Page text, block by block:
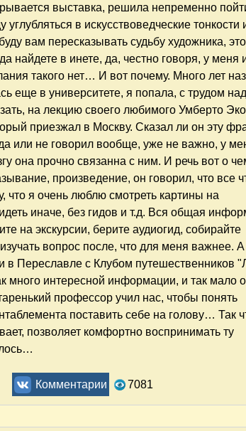
выставка, решила непременно
углубляться в искусствоведческие тонкости
вам пересказывать судьбу художника,
найдете в инете, да, честно говоря, у меня
такого нет… И вот почему. Много лет
еще в университете, я попала, с трудом
на лекцию своего любимого Умберто
приезжал в Москву. Сказал ли он эту
или не говорил вообще, уже не важно, у
она прочно связанна с ним. И речь вот о
произведение, он говорил, что все
что я очень люблю смотреть картины на
иначе, без гидов и т.д. Вся общая
на экскурсии, берите аудиогид, собирайте
вопрос после, что для меня важнее. А
в Переславле с Клубом путешественников
много интересной информации, и так мало
профессор учил нас, чтобы понять
поставить себе на голову… Так
позволяет комфортно воспринимать ту
на картины Мунка на выставке в
Комментарии 7081